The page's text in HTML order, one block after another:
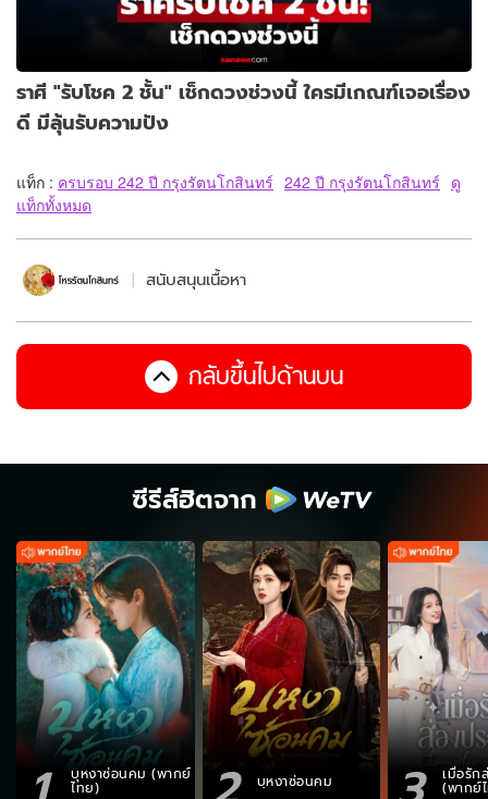
ราศี "รับโชค 2 ชั้น" เช็กดวงช่วงนี้ ใครมีเกณฑ์เจอเรื่อง
ดี มีลุ้นรับความปัง
แท็ก : ครบรอบ 242 ปี กรุงรัตนโกสินทร์ 242 ปี กรุงรัตนโกสินทร์ ดู
แท็กทั้งหมด
สนับสนุนเนื้อหา
กลับขึ้นไปด้านบน
ซีรีส์ฮิตจาก
บุหงาซ่อนคม (พากย์
ไทย) บุหงาซ่อนคม เมื่อรัก
(พากย์